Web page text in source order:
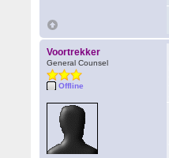
Voortrekker
General Counsel
Offline